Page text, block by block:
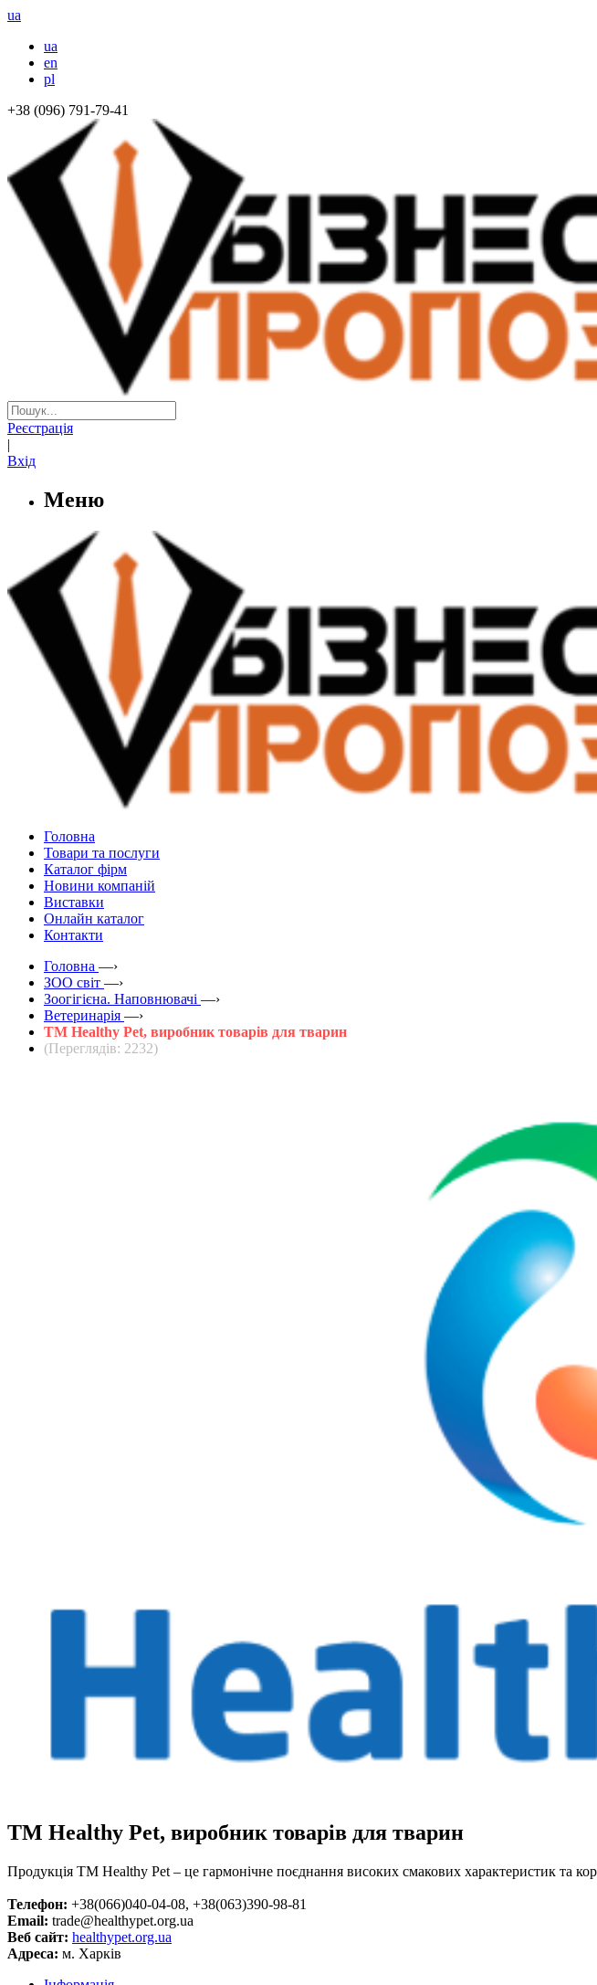
ua
ua
en
pl
+38 (096) 791-79-41
Реєстрація
|
Вхід
Меню
Головна
Товари та послуги
Каталог фірм
Новини компаній
Виставки
Онлайн каталог
Контакти
Головна —›
ЗOO світ —›
Зоогігієна. Наповнювачі —›
Ветеринарія —›
ТМ Healthy Pet, виробник товарів для тварин
(Переглядів: 2232)
ТМ Healthy Pet, виробник товарів для тварин
Продукція ТМ Healthy Pet – це гармонічне поєднання високих смакових характеристик та
Телефон: +38(066)040-04-08, +38(063)390-98-81
Email: trade@healthypet.org.ua
Веб сайт: healthypet.org.ua
Адреса: м. Харків